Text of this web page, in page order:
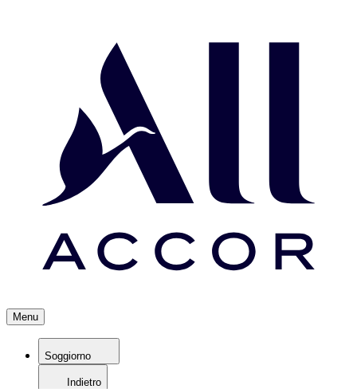
Menu
Soggiorno
Indietro